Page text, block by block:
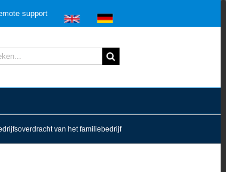
support
van het familiebedrijf